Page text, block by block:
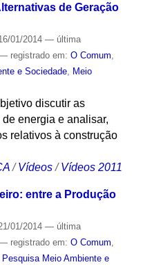
de Geração
01/2014 — última
registrado em: O Comum
e Sociedade,
Meio
discutir as
energia e analisar,
relativos à construção
/Vídeos /Vídeos 2011
entre a Produção
01/2014 — última
registrado em: O Comum
Pesquisa Meio Ambiente e